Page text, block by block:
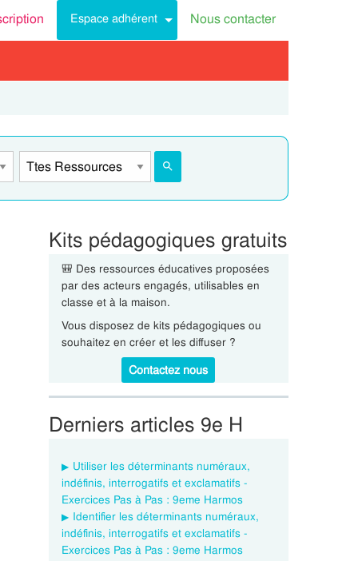
Espace adhérent Nous contacter
Kits pédagogiques gratuits
🎒 Des ressources éducatives proposées
par des acteurs engagés, utilisables en
classe et à la maison.
Vous disposez de kits pédagogiques ou
souhaitez en créer et les diffuser ?
Contactez nous
Derniers articles 9e H
Utiliser les déterminants numéraux,
indéfinis, interrogatifs et exclamatifs -
Exercices Pas à Pas : 9eme Harmos
Identifier les déterminants numéraux,
indéfinis, interrogatifs et exclamatifs -
Exercices Pas à Pas : 9eme Harmos